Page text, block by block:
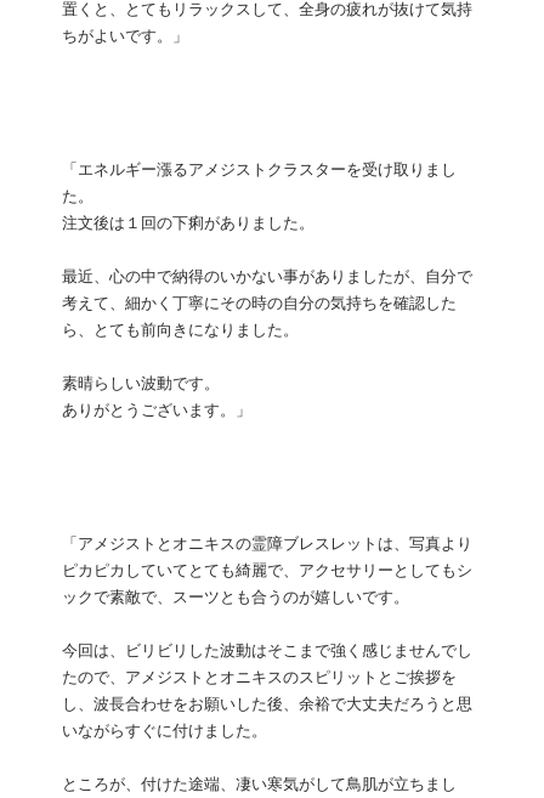
置くと、とてもリラックスして、全身の疲れが抜けて気持
ちがよいです。」
「エネルギー漲るアメジストクラスターを受け取りまし
た。
注文後は１回の下痢がありました。
最近、心の中で納得のいかない事がありましたが、自分で
考えて、細かく丁寧にその時の自分の気持ちを確認した
ら、とても前向きになりました。
素晴らしい波動です。
ありがとうございます。」
「アメジストとオニキスの霊障ブレスレットは、写真より
ピカピカしていてとても綺麗で、アクセサリーとしてもシ
ックで素敵で、スーツとも合うのが嬉しいです。
今回は、ビリビリした波動はそこまで強く感じませんでし
たので、アメジストとオニキスのスピリットとご挨拶を
し、波長合わせをお願いした後、余裕で大丈夫だろうと思
いながらすぐに付けました。
ところが、付けた途端、凄い寒気がして鳥肌が立ちまし